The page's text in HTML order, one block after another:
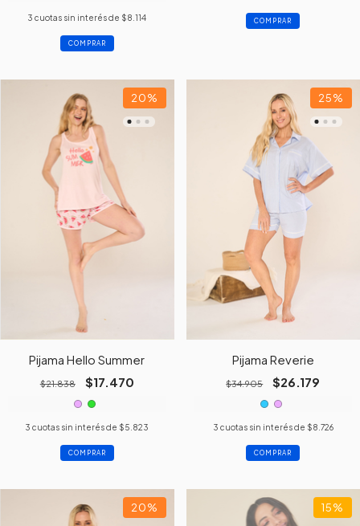
3 cuotas sin interés de $8.114
COMPRAR
COMPRAR
20%
Pijama Hello Summer
$21.838 $17.470
3 cuotas sin interés de $5.823
COMPRAR
25%
Pijama Reverie
$34.905 $26.179
3 cuotas sin interés de $8.726
COMPRAR
20% 15%